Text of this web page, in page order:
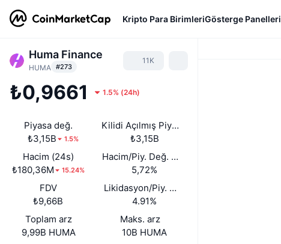
Kripto Para BirimleriGösterge Panelleri
Huma Finance
HUMA #273
11K
₺0,9661 1.5% (24h)
Piyasa değ.
₺3,15B
1.5%
Kilidi Açılmış Piyasa Değeri
₺3,15B
Hacim (24s)
₺180,36M
15.24%
Hacim/Piy. Değ. (24s)
5,72%
FDV
₺9,66B
Likidasyon/Piy. Değ.
4.91%
Toplam arz
9,99B HUMA
Maks. arz
10B HUMA